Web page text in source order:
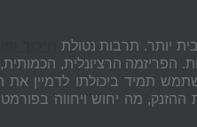
יותר. תרבות נטולת
הפריזמה הרציונלית,
תמיד ביכולתו לדמיין
ההזנק, מה יחוש ויחווה